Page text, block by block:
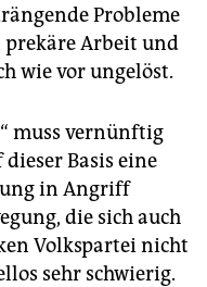
Probleme
Arbeit und
wie vor ungelöst.
muss vernünftig
Basis eine
in Angriff
die sich auch
Volkspartei nicht
sehr schwierig.